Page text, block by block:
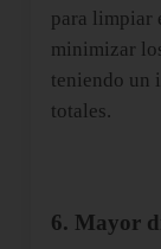
para limpiar
minimizar
teniendo un
totales.
6. Mayor